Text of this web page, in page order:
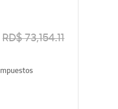
RD$ 73,154.11